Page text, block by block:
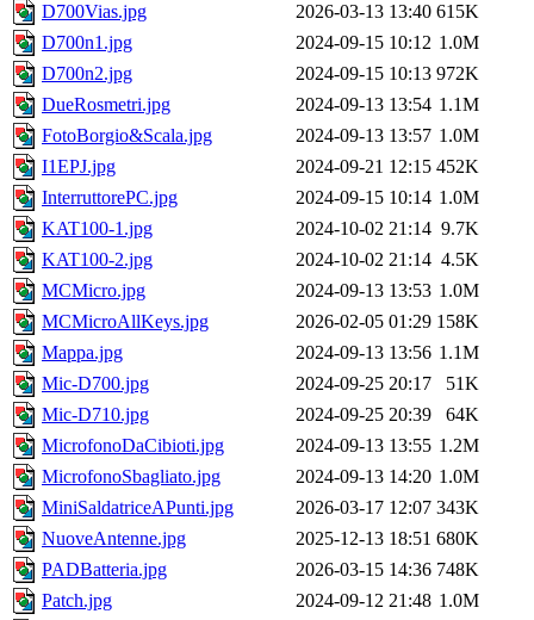
D700Vias.jpg
2026-03-13 13:40 615K
D700n1.jpg
2024-09-15 10:12 1.0M
D700n2.jpg
2024-09-15 10:13 972K
DueRosmetri.jpg
2024-09-13 13:54 1.1M
FotoBorgio&Scala.jpg
2024-09-13 13:57 1.0M
I1EPJ.jpg
2024-09-21 12:15 452K
InterruttorePC.jpg
2024-09-15 10:14 1.0M
KAT100-1.jpg
2024-10-02 21:14 9.7K
KAT100-2.jpg
2024-10-02 21:14 4.5K
MCMicro.jpg
2024-09-13 13:53 1.0M
MCMicroAllKeys.jpg
2026-02-05 01:29 158K
Mappa.jpg
2024-09-13 13:56 1.1M
Mic-D700.jpg
2024-09-25 20:17
51K
Mic-D710.jpg
2024-09-25 20:39
64K
MicrofonoDaCibioti.jpg
2024-09-13 13:55 1.2M
MicrofonoSbagliato.jpg
2024-09-13 14:20 1.0M
MiniSaldatriceAPunti.jpg
2026-03-17 12:07 343K
NuoveAntenne.jpg
2025-12-13 18:51 680K
PADBatteria.jpg
2026-03-15 14:36 748K
Patch.jpg
2024-09-12 21:48 1.0M